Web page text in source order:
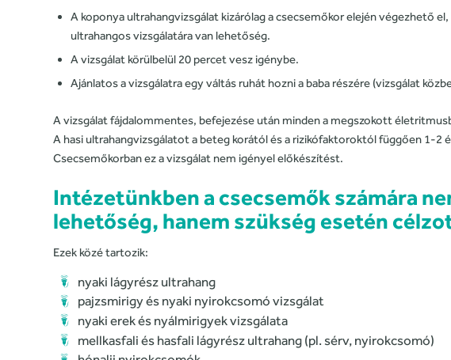
A koponya ultrahangvizsgálat kizárólag a csecsemőkor elején végezhető
ultrahangos vizsgálatára van lehetőség.
A vizsgálat körülbelül 20 percet vesz igénybe.
Ajánlatos a vizsgálatra egy váltás ruhát hozni a baba részére (vizsgálat
A vizsgálat fájdalommentes, befejezése után minden a megszokott
A hasi ultrahangvizsgálatot a beteg korától és a rizikófaktoroktól függően 1-2
Csecsemőkorban ez a vizsgálat nem igényel előkészítést.
Intézetünkben a csecsemők számára
lehetőség, hanem szükség esetén
Ezek közé tartozik:
nyaki lágyrész ultrahang
pajzsmirigy és nyaki nyirokcsomó vizsgálat
nyaki erek és nyálmirigyek vizsgálata
mellkasfali és hasfali lágyrész ultrahang (pl. sérv, nyirokcsomó)